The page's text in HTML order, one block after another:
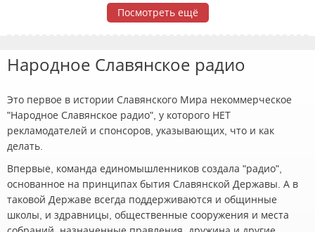
Посмотреть ещё
Народное Славянское радио
Это первое в истории Славянского Мира некоммерческое
"Народное Славянское радио", у которого НЕТ
рекламодателей и спонсоров, указывающих, что и как
делать.
Впервые, команда единомышленников создала "радио",
основанное на принципах бытия Славянской Державы. А в
таковой Державе всегда поддерживаются и общинные
школы, и здравницы, общественные сооружения и места